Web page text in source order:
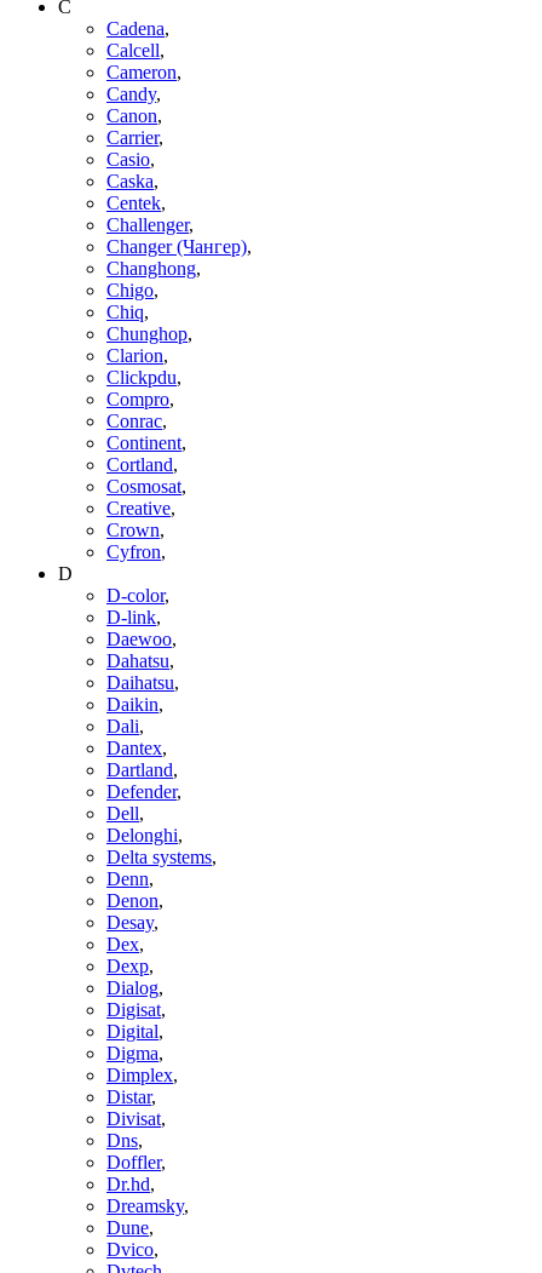
C
Cadena,
Calcell,
Cameron,
Candy,
Canon,
Carrier,
Casio,
Caska,
Centek,
Challenger,
Changer (Чангер),
Changhong,
Chigo,
Chiq,
Chunghop,
Clarion,
Clickpdu,
Compro,
Conrac,
Continent,
Cortland,
Cosmosat,
Creative,
Crown,
Cyfron,
D
D-color,
D-link,
Daewoo,
Dahatsu,
Daihatsu,
Daikin,
Dali,
Dantex,
Dartland,
Defender,
Dell,
Delonghi,
Delta systems,
Denn,
Denon,
Desay,
Dex,
Dexp,
Dialog,
Digisat,
Digital,
Digma,
Dimplex,
Distar,
Divisat,
Dns,
Doffler,
Dr.hd,
Dreamsky,
Dune,
Dvico,